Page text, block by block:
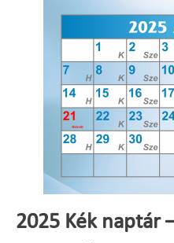
2025 Kék naptár